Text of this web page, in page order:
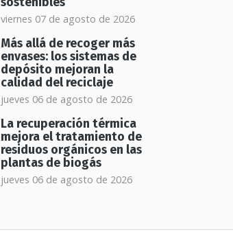
viernes 07 de agosto de 2026
Más allá de recoger más
envases: los sistemas de
depósito mejoran la
calidad del reciclaje
jueves 06 de agosto de 2026
La recuperación térmica
mejora el tratamiento de
residuos orgánicos en las
plantas de biogás
jueves 06 de agosto de 2026